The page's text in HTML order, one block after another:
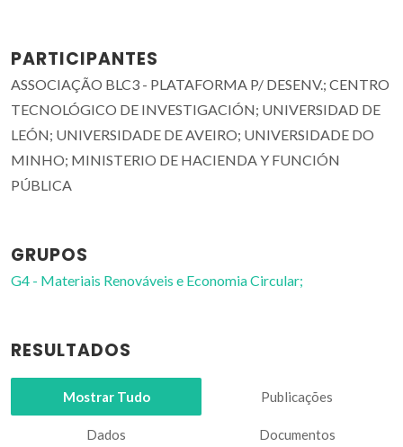
PARTICIPANTES
ASSOCIAÇÃO BLC3 - PLATAFORMA P/ DESENV.; CENTRO
TECNOLÓGICO DE INVESTIGACIÓN; UNIVERSIDAD DE
LEÓN; UNIVERSIDADE DE AVEIRO; UNIVERSIDADE DO
MINHO; MINISTERIO DE HACIENDA Y FUNCIÓN
PÚBLICA
GRUPOS
G4 - Materiais Renováveis e Economia Circular;
RESULTADOS
Mostrar Tudo Publicações
Dados Documentos